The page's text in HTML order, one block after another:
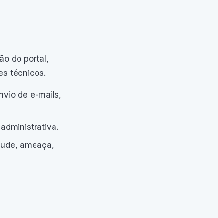
do portal,
técnicos.
de e-mails,
ameaça,